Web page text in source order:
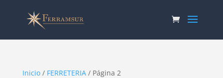
Inicio/ FERRETERIA/ Página 2